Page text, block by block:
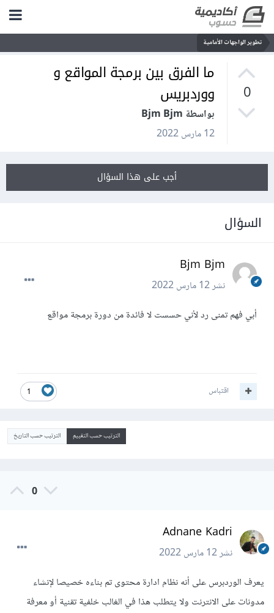
تطوير الواجهات الأمامية
0
ما الفرق بين برمجة المواقع و
ووردبريس
بواسطة Bjm Bjm
12 مارس 2022
أجب على هذا السؤال
السؤال
Bjm Bjm
نشر12 مارس 2022
أبي فهم تمنى رد لأني حسست لا فائدة من دورة برمجة مواقع
1 اقتباس
الترتيب حسب التقييم الترتيب حسب التاريخ
0
Adnane Kadri
نشر12 مارس 2022
يعرف الوردبرس على أنه نظام ادارة محتوى تم بناءه خصيصا لإنشاء
مدونات على الانترنت ولا يتطلب هذا في الغالب خلفية تقنية أو معرفة